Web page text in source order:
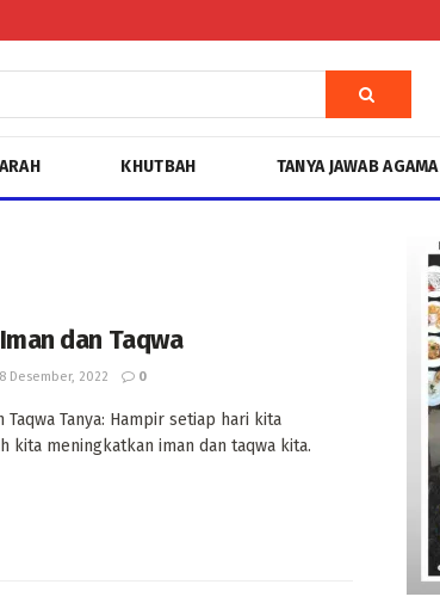
KHUTBAH TANYA JAWAB AGAMA
dan Taqwa
Desember, 2022 0
Tanya: Hampir setiap hari kita
kita meningkatkan iman dan taqwa kita.